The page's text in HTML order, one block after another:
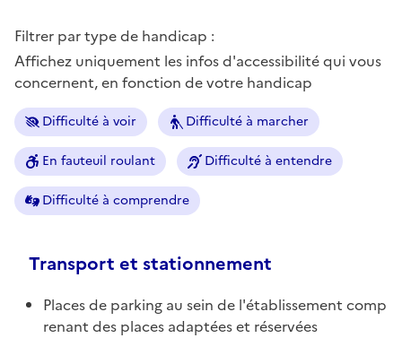
Filtrer par type de handicap :
Affichez uniquement les infos d'accessibilité qui vous
concernent, en fonction de votre handicap
Difficulté à voir Difficulté à marcher
En fauteuil roulant Difficulté à entendre
Difficulté à comprendre
Transport et stationnement
Places de parking au sein de l'établissement comp
renant des places adaptées et réservées